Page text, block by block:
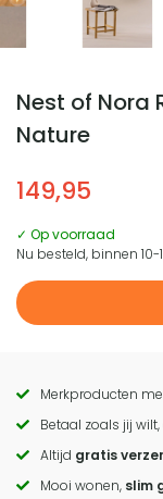
Nest of Nora
Nature
149,95
✓ Op voorraad
Nu besteld, binnen
Call
to
actions
Merkproducten
Betaal zoals jij
Altijd gratis
Mooi wonen, slim